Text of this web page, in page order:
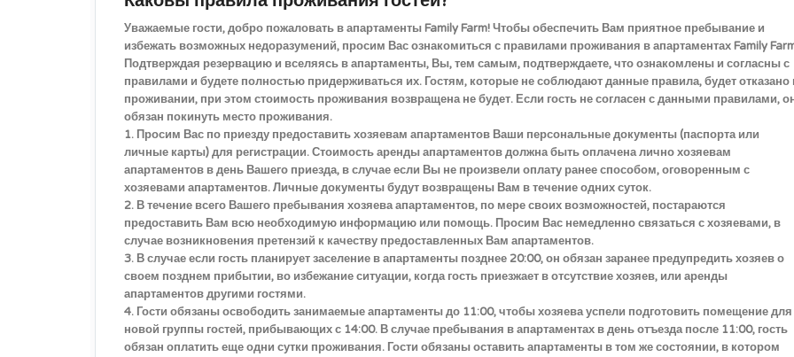
Уважаемые гости, добро пожаловать в апартаменты Family Farm! Чтобы обеспечить Вам приятное пребывание и
избежать возможных недоразумений, просим Вас ознакомиться с правилами проживания в апартаментах Family
Подтверждая резервацию и вселяясь в апартаменты, Вы, тем самым, подтверждаете, что ознакомлены и согласны с
правилами и будете полностью придерживаться их. Гостям, которые не соблюдают данные правила, будет отказано
проживании, при этом стоимость проживания возвращена не будет. Если гость не согласен с данными правилами,
обязан покинуть место проживания.
1. Просим Вас по приезду предоставить хозяевам апартаментов Ваши персональные документы (паспорта или
личные карты) для регистрации. Стоимость аренды апартаментов должна быть оплачена лично хозяевам
апартаментов в день Вашего приезда, в случае если Вы не произвели оплату ранее способом, оговоренным с
хозяевами апартаментов. Личные документы будут возвращены Вам в течение одних суток.
2. В течение всего Вашего пребывания хозяева апартаментов, по мере своих возможностей, постараются
предоставить Вам всю необходимую информацию или помощь. Просим Вас немедленно связаться с хозяевами, в
случае возникновения претензий к качеству предоставленных Вам апартаментов.
3. В случае если гость планирует заселение в апартаменты позднее 20:00, он обязан заранее предупредить хозяев о
своем позднем прибытии, во избежание ситуации, когда гость приезжает в отсутствие хозяев, или аренды
апартаментов другими гостями.
4. Гости обязаны освободить занимаемые апартаменты до 11:00, чтобы хозяева успели подготовить помещение для
новой группы гостей, прибывающих с 14:00. В случае пребывания в апартаментах в день отъезда после 11:00, гость
обязан оплатить еще одни сутки проживания. Гости обязаны оставить апартаменты в том же состоянии, в котором